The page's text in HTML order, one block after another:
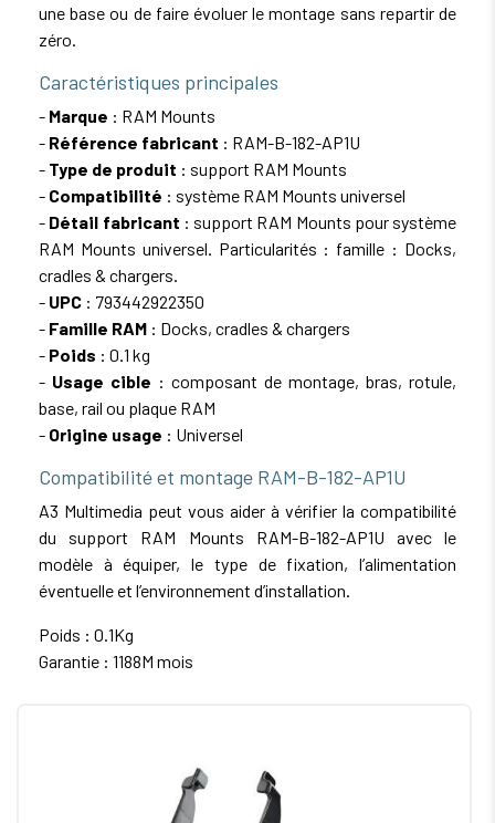
une base ou de faire évoluer le montage sans repartir de
zéro.
Caractéristiques principales
- Marque : RAM Mounts
- Référence fabricant : RAM-B-182-AP1U
- Type de produit : support RAM Mounts
- Compatibilité : système RAM Mounts universel
- Détail fabricant : support RAM Mounts pour système
RAM Mounts universel. Particularités : famille : Docks,
cradles & chargers.
- UPC : 793442922350
- Famille RAM : Docks, cradles & chargers
- Poids : 0.1 kg
- Usage cible : composant de montage, bras, rotule,
base, rail ou plaque RAM
- Origine usage : Universel
Compatibilité et montage RAM-B-182-AP1U
A3 Multimedia peut vous aider à vérifier la compatibilité
du support RAM Mounts RAM-B-182-AP1U avec le
modèle à équiper, le type de fixation, l’alimentation
éventuelle et l’environnement d’installation.
Poids : 0.1Kg
Garantie : 1188M mois